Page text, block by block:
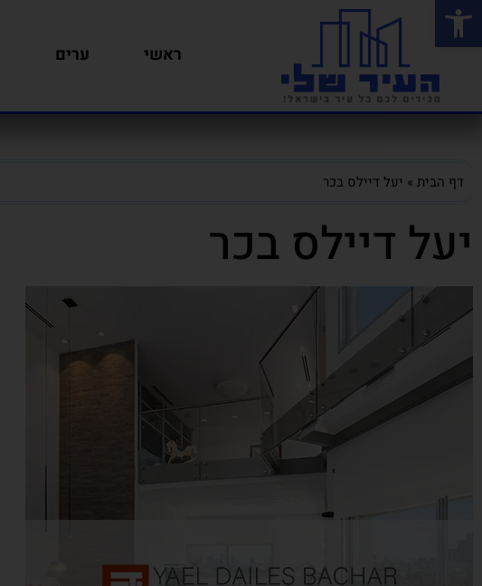
פתח סרגל נגישות
ראשי ערים
דף הבית » יעל דיילס בכר
יעל דיילס בכר